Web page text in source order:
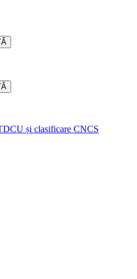
și clasificare CNCS